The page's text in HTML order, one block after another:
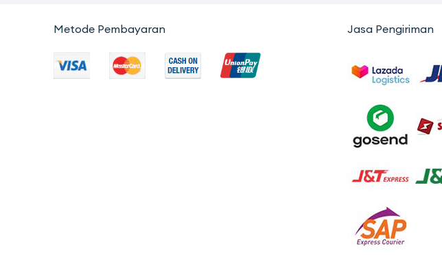
Metode Pembayaran Jasa Pengiriman